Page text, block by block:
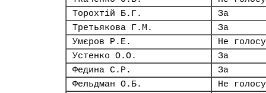
Торохтій Б.Г.
За
Третьякова Г.М.
За
Умєров Р.Е.
Не
Устенко О.О.
За
Федина С.Р.
За
Фельдман О.Б.
Не